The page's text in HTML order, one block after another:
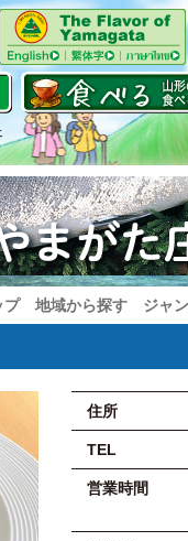
プ 地域から探す ジャ
住所
TEL
営業時間